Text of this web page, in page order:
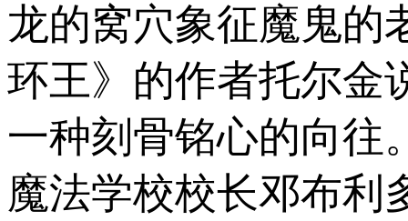
龙的窝穴象征魔鬼的
环王》的作者托尔金
一种刻骨铭心的向往
魔法学校校长邓布利